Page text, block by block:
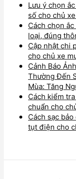
Lưu ý chọn
số cho chủ
Cách chọn
loại, đúng
Cập nhật chi
cho chủ xe
Cảnh Báo
Thường Đến
Mùa: Tăng
Cách kiểm
chuẩn cho
Cách sạc
tụt điện cho